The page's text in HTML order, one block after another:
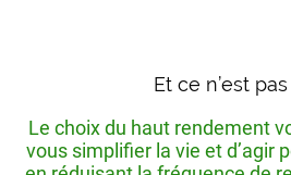
Et ce n’est
Le choix du haut rendement
vous simplifier la vie et d’agir